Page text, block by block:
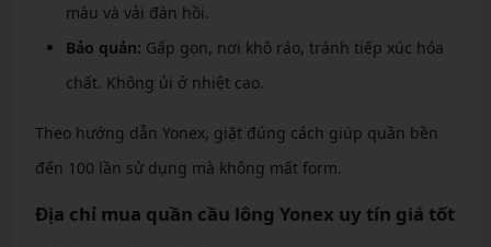
màu và vải đàn hồi.
Bảo quản: Gấp gọn, nơi khô ráo, tránh tiếp xúc hóa
chất. Không ủi ở nhiệt cao.
Theo hướng dẫn Yonex, giặt đúng cách giúp quần bền
đến 100 lần sử dụng mà không mất form.
Địa chỉ mua quần cầu lông Yonex uy tín giá tốt